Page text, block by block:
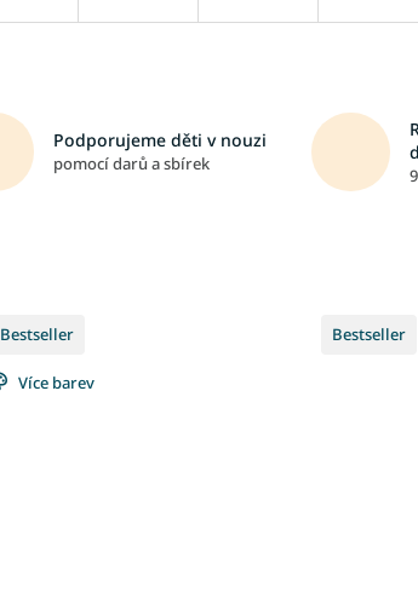
Podporujeme děti v nouzi
pomocí darů a sbírek
Bestseller
Více barev
Bestseller